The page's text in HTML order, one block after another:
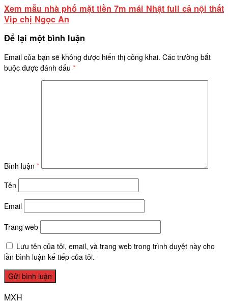
Xem mẫu nhà phố mặt tiền 7m mái Nhật full cả nội thất
Vip chị Ngọc An
Để lại một bình luận
Email của bạn sẽ không được hiển thị công khai. Các trường bắt
buộc được đánh dấu *
Bình luận *
Tên
Email
Trang web
Lưu tên của tôi, email, và trang web trong trình duyệt này cho
lần bình luận kế tiếp của tôi.
MXH